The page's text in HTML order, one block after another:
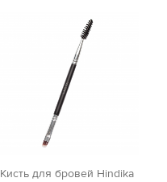
Кисть для бровей Hindika